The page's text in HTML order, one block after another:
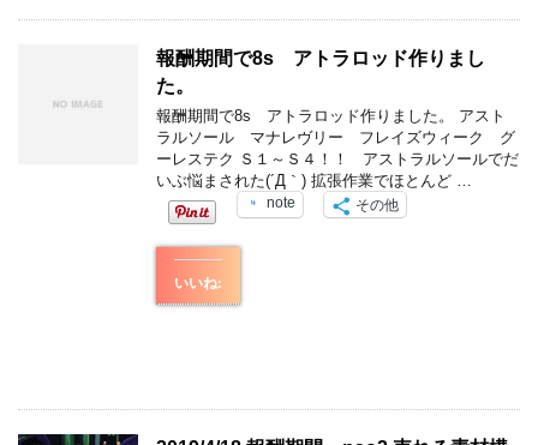
報酬期間で8s アトラロッド作りまし
た。
報酬期間で8s アトラロッド作りました。 アスト
ラルソール マナレヴリー フレイズウィーク グ
ーレステク Ｓ１～Ｓ４！！ アストラルソールでだ
いぶ悩まされた(´Д｀) 拡張作業でほとんど …
note その他
いいね: